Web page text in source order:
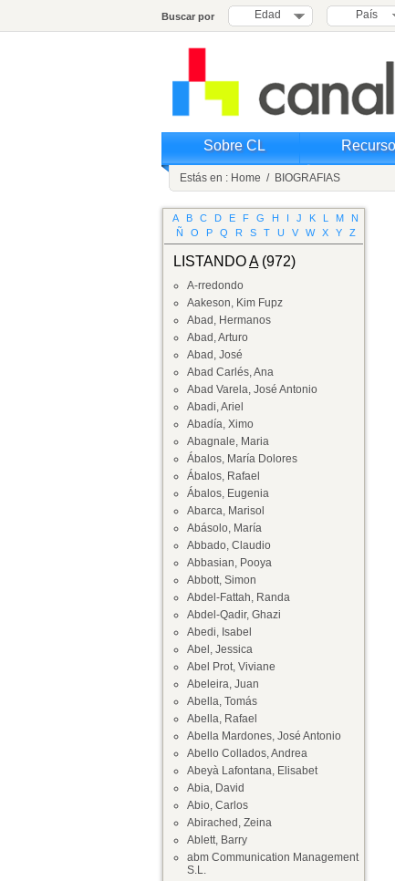
Buscar por Edad País
Sobre CL
Estás en : Home / BIOGRAFIAS
A B C D E F G H I J K L M
N
Ñ
O P Q R S T U V W X Y Z
LISTANDOA(972)
A-rredondo
Aakeson, Kim Fupz
Abad, Hermanos
Abad, Arturo
Abad, José
Abad Carlés, Ana
Abad Varela, José Antonio
Abadi, Ariel
Abadía, Ximo
Abagnale, Maria
Ábalos, María Dolores
Ábalos, Rafael
Ábalos, Eugenia
Abarca, Marisol
Abásolo, María
Abbado, Claudio
Abbasian, Pooya
Abbott, Simon
Abdel-Fattah, Randa
Abdel-Qadir, Ghazi
Abedi, Isabel
Abel, Jessica
Abel Prot, Viviane
Abeleira, Juan
Abella, Tomás
Abella, Rafael
Abella Mardones, José Antonio
Abello Collados, Andrea
Abeyà Lafontana, Elisabet
Abia, David
Abio, Carlos
Abirached, Zeina
Ablett, Barry
abm Communication Management
S.L.